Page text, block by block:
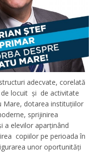
adecvate, corelată
locuit și de activitate
Mare, dotarea instituțiilor
sprijinirea
a elevilor aparținând
copiilor pe perioada în
unor oportunități